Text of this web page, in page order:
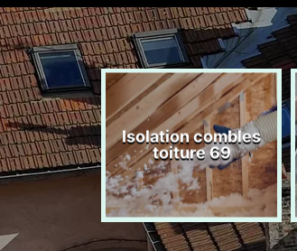
de
69
Isolation combles
toiture 69